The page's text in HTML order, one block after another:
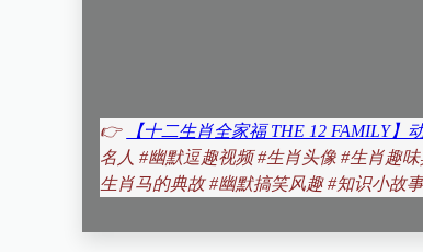
👉 【十二生肖全家福 THE 12 FAMILY】
名人 #幽默逗趣视频 #生肖头像 #生肖趣
生肖马的典故 #幽默搞笑风趣 #知识小故